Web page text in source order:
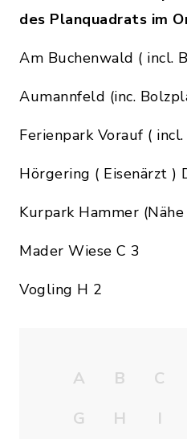
des Planquadrats im
Am Buchenwald ( incl.
Aumannfeld (inc.
Ferienpark Vorauf (
Hörgering ( Eisenärzt )
Kurpark Hammer
Mader Wiese C 3
Vogling H 2
A B C
G
H I